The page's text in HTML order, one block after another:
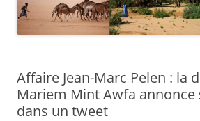
Affaire Jean-Marc Pelen : la
Mariem Mint Awfa annonce
dans un tweet